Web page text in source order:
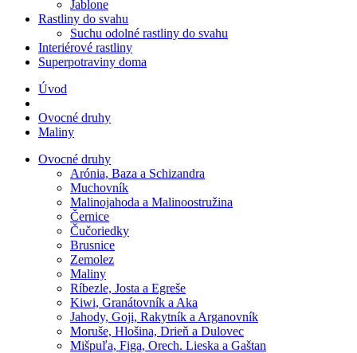
Jablone
Rastliny do svahu
Suchu odolné rastliny do svahu
Interiérové rastliny
Superpotraviny doma
Úvod
Ovocné druhy
Maliny
Ovocné druhy
Arónia, Baza a Schizandra
Muchovník
Malinojahoda a Malinoostružina
Černice
Čučoriedky
Brusnice
Zemolez
Maliny
Ríbezle, Josta a Egreše
Kiwi, Granátovník a Aka
Jahody, Goji, Rakytník a Arganovník
Moruše, Hlošina, Drieň a Dulovec
Mišpuľa, Figa, Orech. Lieska a Gaštan